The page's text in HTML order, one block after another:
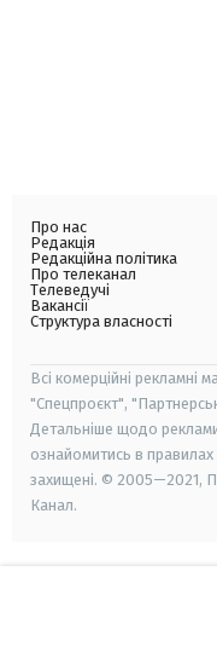
Про нас
Редакція
Редакційна політика
Про телеканал
Телеведучі
Вакансії
Структура власності
Всі комерційні рекламні
"Спецпроєкт",
Детальніше щодо
ознайомитись в правилах
захищені. © 2005—2021,
Канал.